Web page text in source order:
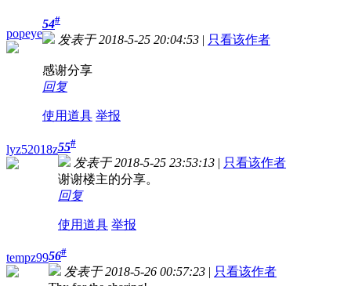
popeye
54#
发表于 2018-5-25 20:04:53 | 只看该作者
感谢分享
回复
使用道具 举报
lyz52018z55#
发表于 2018-5-25 23:53:13 | 只看该作者
谢谢楼主的分享。
回复
使用道具 举报
tempz9956#
发表于 2018-5-26 00:57:23 | 只看该作者